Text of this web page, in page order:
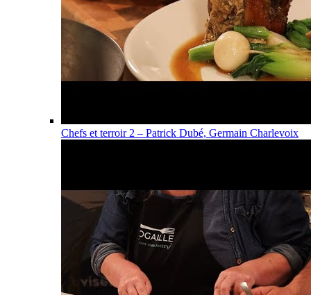
Chefs et terroir 2 – Patrick Dubé, Germain Charlevoix